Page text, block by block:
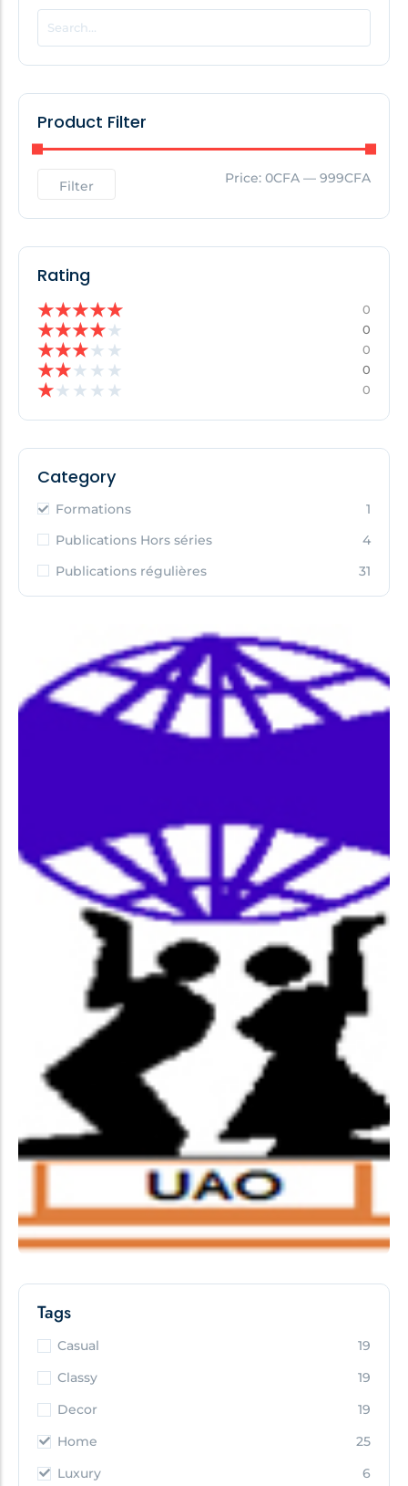
POPULAR THIS WEEK
No Posts Found!
No Posts Found!
Product Filter
Filter Price: 0CFA — 999CFA
Rating
★★★★★ 0
★★★★★ 0
★★★★ ★ 0
★★★ ★ ★ 0
★★ ★ ★ ★ 0
Category
Formations
1
Publications Hors séries
4
Publications régulières
31
Tags
Casual
19
Classy
19
Decor
19
Home
25
Luxury
6